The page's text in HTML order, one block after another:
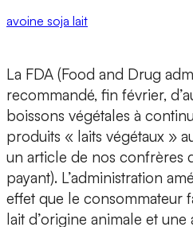
avoine soja lait
La FDA (Food and Drug
recommandé, fin février,
boissons végétales à
produits « laits végétaux »
un article de nos confrères
payant). L’administration
effet que le consommateur
lait d’origine animale et une